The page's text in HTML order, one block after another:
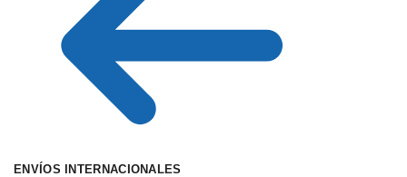
ENVÍOS INTERNACIONALES